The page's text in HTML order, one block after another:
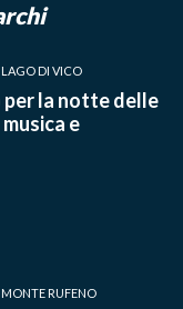
LAGO DI VICO
per la notte delle
e
MONTE RUFENO